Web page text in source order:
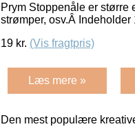
Prym Stoppenåle er større
strømper, osv.Â
19 kr. (Vis fragtpris)
Læs mere »
Den mest populære